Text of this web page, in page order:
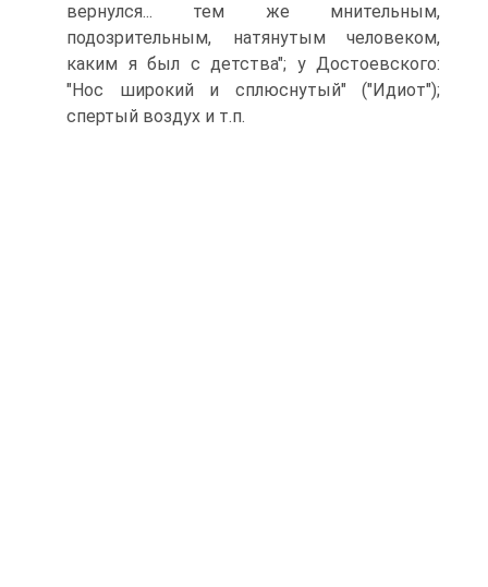
вернулся... тем же мнительным,
подозрительным, натянутым человеком,
каким я был с детства"; у Достоевского:
"Нос широкий и сплюснутый" ("Идиот");
спертый воздух и т.п.